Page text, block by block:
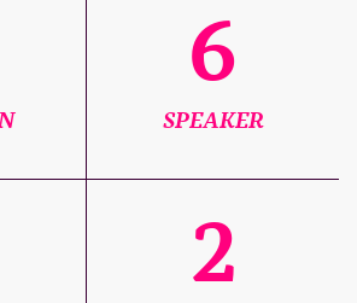
SPEAKER
6
2